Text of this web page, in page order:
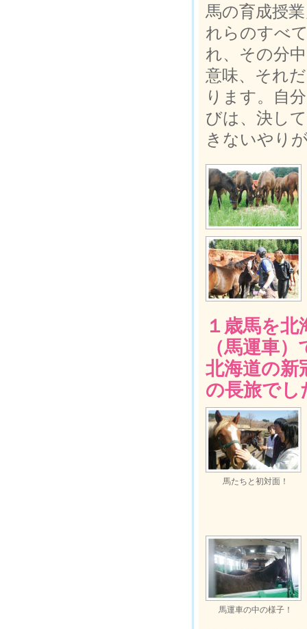
馬の育成授
れらのすべ
れ、その分
意味、それ
ります。自
びは、決し
きないやり
１歳馬を
（馬運車
北海道の新
の長旅でし
馬たちと初対面！
馬運車の中の様子！